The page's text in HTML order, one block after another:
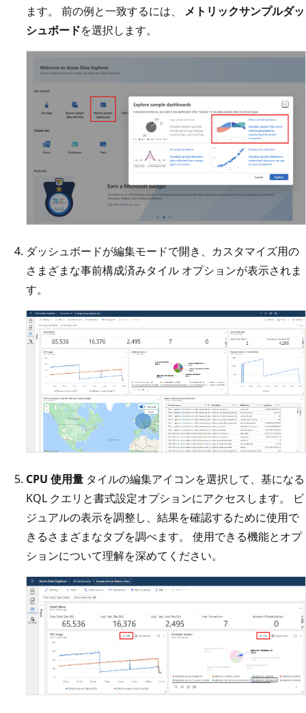
ます。 前の例と一致するには、 メトリックサンプルダッ
シュボードを選択します。
ダッシュボードが編集モードで開き、カスタマイズ用の
さまざまな事前構成済みタイル オプションが表示されま
す。
CPU 使用量 タイルの編集アイコンを選択して、基になる
KQL クエリと書式設定オプションにアクセスします。 ビ
ジュアルの表示を調整し、結果を確認するために使用で
きるさまざまなタブを調べます。 使用できる機能とオプ
ションについて理解を深めてください。